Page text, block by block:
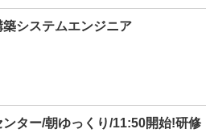
システムエンジニア
ンター/朝ゆっくり/11:50開始!研修